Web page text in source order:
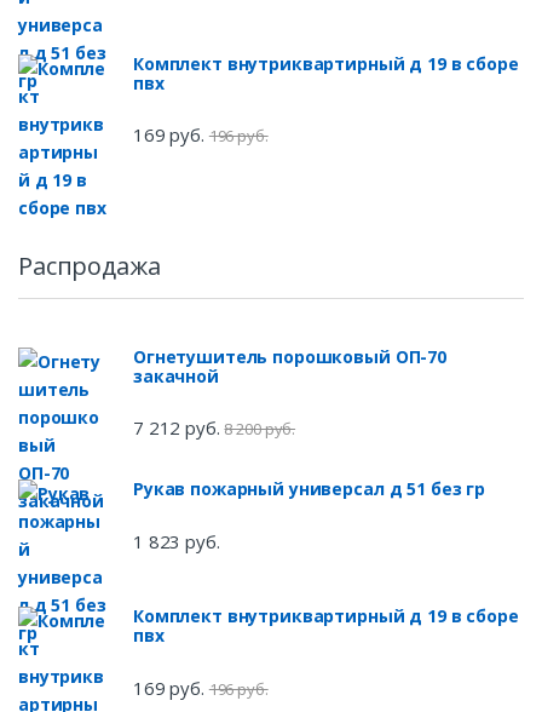
Комплект внутриквартирный д 19 в сборе
пвх
169 руб. 196 руб.
Распродажа
Огнетушитель порошковый ОП-70
закачной
7 212 руб. 8 200 руб.
Рукав пожарный универсал д 51 без гр
1 823 руб.
Комплект внутриквартирный д 19 в сборе
пвх
169 руб. 196 руб.